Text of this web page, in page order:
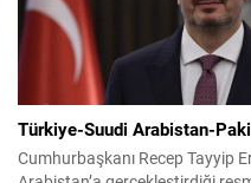
Türkiye-Suudi Arabistan-
Cumhurbaşkanı Recep Tayyip